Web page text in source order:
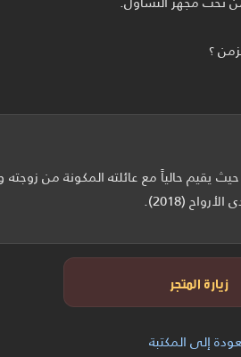
؟
حالياً مع عائلته المكونة من زوجته
زيارة المتجر
إلى المكتبة